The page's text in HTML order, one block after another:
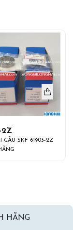
2Z
CẦU SKF 61903-2Z
HÃNG